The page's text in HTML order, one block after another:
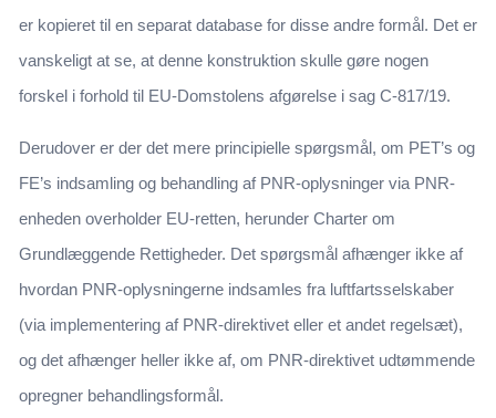
er kopieret til en separat database for disse andre formål. Det er
vanskeligt at se, at denne konstruktion skulle gøre nogen
forskel i forhold til EU-Domstolens afgørelse i sag C-817/19.
Derudover er der det mere principielle spørgsmål, om PET’s og
FE’s indsamling og behandling af PNR-oplysninger via PNR-
enheden overholder EU-retten, herunder Charter om
Grundlæggende Rettigheder. Det spørgsmål afhænger ikke af
hvordan PNR-oplysningerne indsamles fra luftfartsselskaber
(via implementering af PNR-direktivet eller et andet regelsæt),
og det afhænger heller ikke af, om PNR-direktivet udtømmende
opregner behandlingsformål.